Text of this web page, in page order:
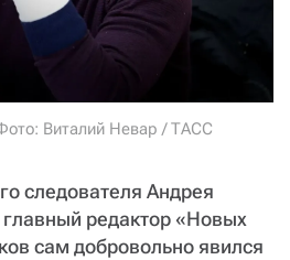
Виталий Невар / ТАСС
следователя Андрея
редактор «Новых
сам добровольно явился